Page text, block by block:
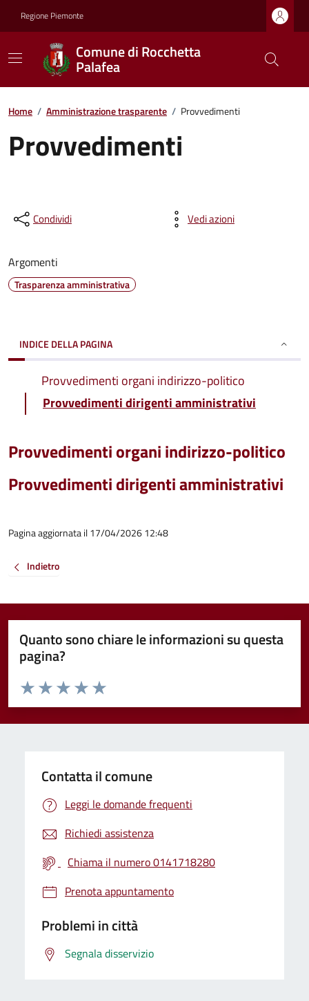
Regione Piemonte
Comune di Rocchetta
Palafea
Home / Amministrazione trasparente / Provvedimenti
Provvedimenti
Condividi Vedi azioni
Argomenti
Trasparenza amministrativa
INDICE DELLA PAGINA
Provvedimenti organi indirizzo-politico
Provvedimenti dirigenti amministrativi
Provvedimenti organi indirizzo-politico
Provvedimenti dirigenti amministrativi
Pagina aggiornata il 17/04/2026 12:48
Indietro
Quanto sono chiare le informazioni su questa
pagina?
Valuta da 1 a 5 stelle la pagina
Valuta 5 stelle su 5
Valuta 4 stelle su 5
Valuta 3 stelle su 5
Valuta 2 stelle su 5
Valuta 1 stelle su 5
Contatta il comune
Leggi le domande frequenti
Richiedi assistenza
Chiama il numero 0141718280
Prenota appuntamento
Problemi in città
Segnala disservizio